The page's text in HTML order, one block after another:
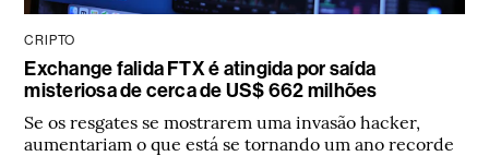
CRIPTO
Exchange falida FTX é atingida por saída
misteriosa de cerca de US$ 662 milhões
Se os resgates se mostrarem uma invasão hacker,
aumentariam o que está se tornando um ano recorde